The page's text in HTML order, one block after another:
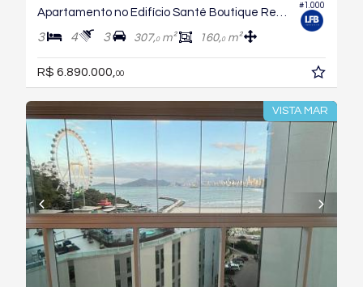
#1.000
3 4 3 307,0m² 160,0m²
R$ 6.890.000, 00
VISTA MAR